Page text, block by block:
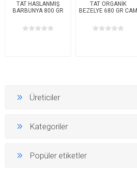
TAT HASLANMIŞ
BARBUNYA 800 GR
TAT ORGANİK
BEZELYE 680 GR CAM
Üreticiler
Kategoriler
Popüler etiketler